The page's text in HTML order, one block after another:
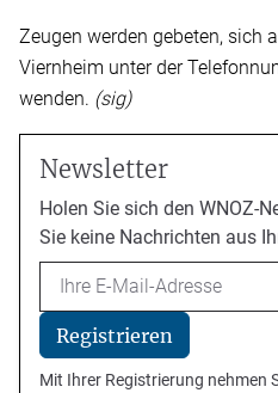
Zeugen werden gebeten, sich
Viernheim unter der
wenden. (sig)
Newsletter
Holen Sie sich den WNOZ-
Sie keine Nachrichten aus
Email
Registrieren
Mit Ihrer Registrierung nehmen